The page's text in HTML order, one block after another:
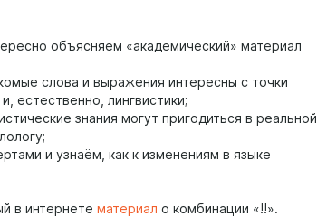
объясняем «академический» материал
слова и выражения интересны с точки
естественно, лингвистики;
знания могут пригодиться в реальной
и узнаём, как к изменениям в языке
в интернете материал о комбинации «!!».